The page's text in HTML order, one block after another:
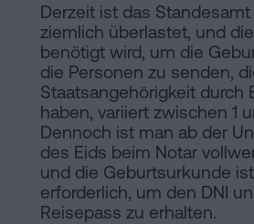
Derzeit ist das
ziemlich überlastet, und
benötigt wird, um die
die Personen zu senden,
Staatsangehörigkeit durch
haben, variiert zwischen 1
Dennoch ist man ab der
des Eids beim Notar
und die Geburtsurkunde
erforderlich, um den DNI
Reisepass zu erhalten.